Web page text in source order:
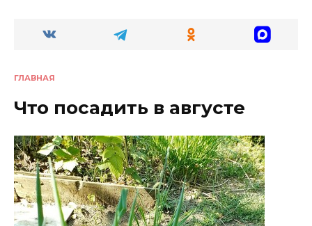
ГЛАВНАЯ
Что посадить в августе